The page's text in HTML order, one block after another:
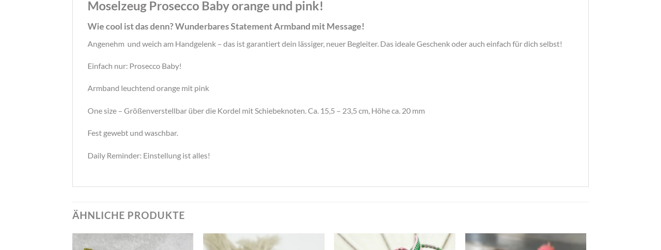
Moselzeug Prosecco Baby orange und pink!
Wie cool ist das denn? Wunderbares Statement Armband mit Message!
Angenehm und weich am Handgelenk – das ist garantiert dein lässiger, neuer Begleiter. Das ideale Geschenk oder auch einfach für dich selbst!
Einfach nur: Prosecco Baby!
Armband leuchtend orange mit pink
One size – Größenverstellbar über die Kordel mit Schiebeknoten. Ca. 15,5 – 23,5 cm, Höhe ca. 20 mm
Fest gewebt und waschbar.
Daily Reminder: Einstellung ist alles!
ÄHNLICHE PRODUKTE